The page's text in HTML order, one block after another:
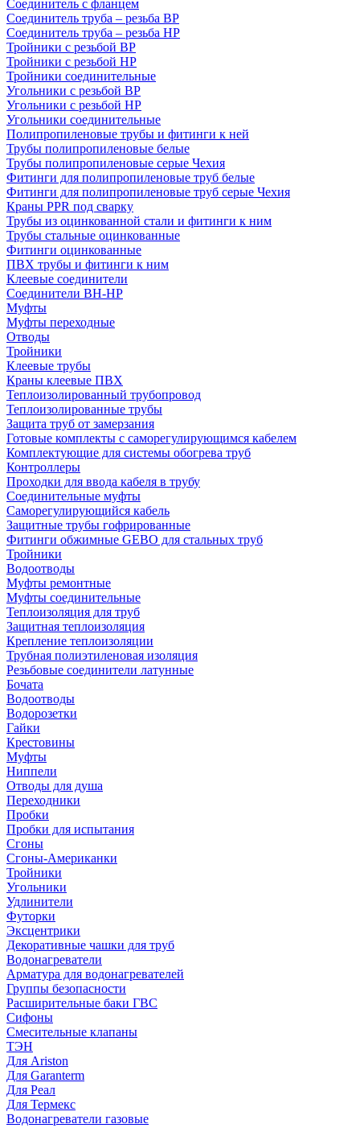
Соединитель с фланцем
Соединитель труба – резьба ВР
Соединитель труба – резьба НР
Тройники с резьбой ВР
Тройники с резьбой НР
Тройники соединительные
Угольники с резьбой ВР
Угольники с резьбой НР
Угольники соединительные
Полипропиленовые трубы и фитинги к ней
Трубы полипропиленовые белые
Трубы полипропиленовые серые Чехия
Фитинги для полипропиленовые труб белые
Фитинги для полипропиленовые труб серые Чехия
Краны PPR под сварку
Трубы из оцинкованной стали и фитинги к ним
Трубы стальные оцинкованные
Фитинги оцинкованные
ПВХ трубы и фитинги к ним
Клеевые соединители
Соединители ВН-НР
Муфты
Муфты переходные
Отводы
Тройники
Клеевые трубы
Краны клеевые ПВХ
Теплоизолированный трубопровод
Теплоизолированные трубы
Защита труб от замерзания
Готовые комплекты с саморегулирующимся кабелем
Комплектующие для системы обогрева труб
Контроллеры
Проходки для ввода кабеля в трубу
Соединительные муфты
Саморегулирующийся кабель
Защитные трубы гофрированные
Фитинги обжимные GEBO для стальных труб
Тройники
Водоотводы
Муфты ремонтные
Муфты соединительные
Теплоизоляция для труб
Защитная теплоизоляция
Крепление теплоизоляции
Трубная полиэтиленовая изоляция
Резьбовые соединители латунные
Бочата
Водоотводы
Водорозетки
Гайки
Крестовины
Муфты
Ниппели
Отводы для душа
Переходники
Пробки
Пробки для испытания
Сгоны
Сгоны-Американки
Тройники
Угольники
Удлинители
Футорки
Эксцентрики
Декоративные чашки для труб
Водонагреватели
Арматура для водонагревателей
Группы безопасности
Расширительные баки ГВС
Сифоны
Смесительные клапаны
ТЭН
Для Ariston
Для Garanterm
Для Реал
Для Термекс
Водонагреватели газовые